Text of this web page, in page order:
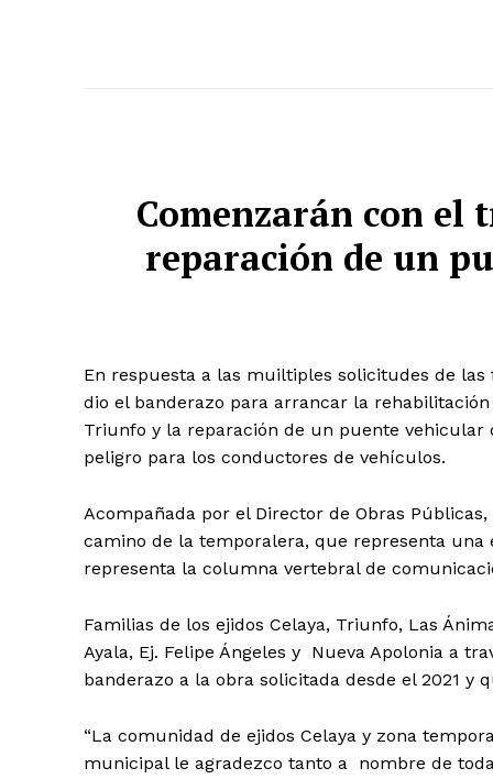
Comenzarán con el
reparación de un
En respuesta a las muiltiples solicitudes de
dio el banderazo para arrancar la
Triunfo y la reparación de un puente vehicular
peligro para los conductores de vehículos.
Acompañada por el Director de Obras
camino de la temporalera, que representa
representa la columna vertebral de
Familias de los ejidos Celaya, Triunfo, Las
Ayala, Ej. Felipe Ángeles y Nueva Apolonia a
banderazo a la obra solicitada desde el 2021 y
“La comunidad de ejidos Celaya y zona
municipal le agradezco tanto a nombre de